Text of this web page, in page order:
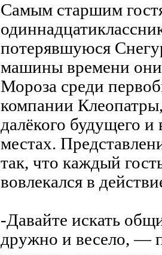
Самым старшим
потерявшуюся
машины времени
Мороза среди
компании
далёкого будущего и
местах.
так, что каждый
вовлекался в
-Давайте искать
дружно и весело, —